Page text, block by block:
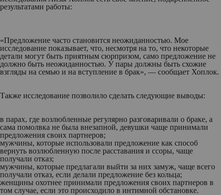
результатами работы:
«Предложение часто становится неожиданностью. Мое
исследование показывает, что, несмотря на то, что некоторые
детали могут быть приятным сюрпризом, само предложение не
должно быть неожиданностью. У пары должны быть схожие
взгляды на семью и на вступление в брак», — сообщает Хоплок.
Также исследование позволило сделать следующие выводы:
в парах, где возлюбленные регулярно разговаривали о браке, а
сама помолвка не была внезапной, девушки чаще принимали
предложения своих партнеров;
мужчины, которые использовали предложение как способ
вернуть возлюбленную после расставания и ссоры, чаще
получали отказ;
мужчины, которые предлагали выйти за них замуж, чаще всего
получали отказ, если делали предложение без кольца;
женщины охотнее принимали предложения своих партнеров в
том случае, если это происходило в интимной обстановке.